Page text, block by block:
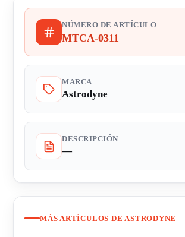
NÚMERO DE ARTÍCULO
MTCA-0311
MARCA
Astrodyne
DESCRIPCIÓN
—
MÁS ARTÍCULOS DE ASTRODYNE